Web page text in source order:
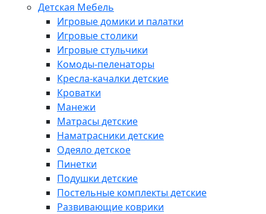
Детская Мебель
Игровые домики и палатки
Игровые столики
Игровые стульчики
Комоды-пеленаторы
Кресла-качалки детские
Кроватки
Манежи
Матрасы детские
Наматрасники детские
Одеяло детское
Пинетки
Подушки детские
Постельные комплекты детские
Развивающие коврики